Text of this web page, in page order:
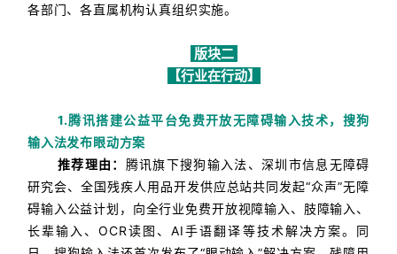
各部门、各直属机构认真组织实施。
版块二
【行业在行动】
1.腾讯搭建公益平台免费开放无障碍输入技术，搜狗
输入法发布眼动方案
推荐理由： 腾讯旗下搜狗输入法、深圳市信息无障碍
研究会、全国残疾人用品开发供应总站共同发起“众声”无障
碍输入公益计划，向全行业免费开放视障输入、肢障输入、
长辈输入、OCR读图、AI手语翻译等技术解决方案。 同